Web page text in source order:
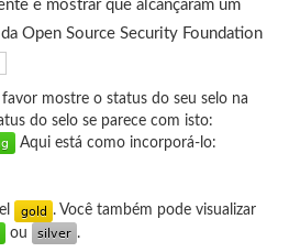
e mostrar que alcançaram um
Open Source Security Foundation
mostre o status do seu selo na
do selo se parece com isto:
Aqui está como incorporá-lo:
. Você também pode visualizar
ou .